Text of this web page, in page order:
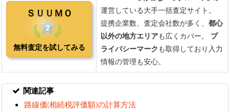
関連記事
路線価(相続税評価額)の計算方法